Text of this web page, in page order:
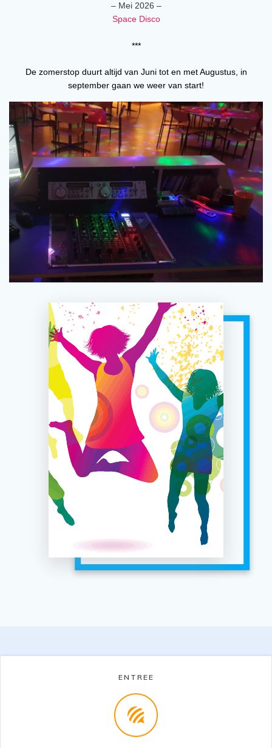
– Mei 2026 –
Space Disco
***
De zomerstop duurt altijd van Juni tot en met Augustus, in
september gaan we weer van start!
ENTREE